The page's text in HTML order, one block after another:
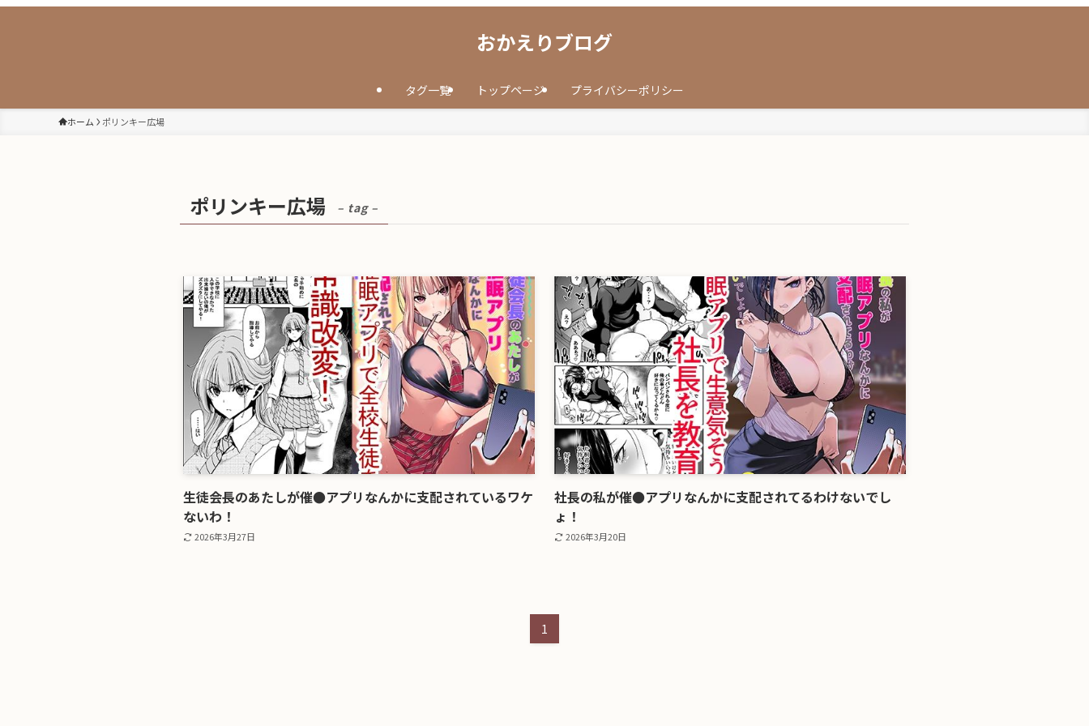
おかえりブログ
タグ一覧 トップページ プライバシーポリシー
ホーム ポリンキー広場
ポリンキー広場 – tag –
生徒会長のあたしが催●アプリなんかに支配されているワケ
ないわ！
2026年3月27日
社長の私が催●アプリなんかに支配されてるわけないでし
ょ！
2026年3月20日
1